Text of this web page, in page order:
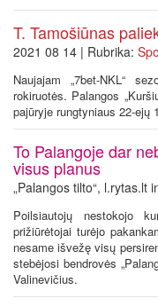
T. Tamošiūnas
2021 08 14 | Rubrika:
Naujajam „7bet-NKL“
rokiruotės. Palangos
pajūryje rungtyniaus 22-ejų
To Palangoje dar
visus planus
„Palangos tilto“, l.rytas.lt
Poilsiautojų nestokojo
prižiūrėtojai turėjo
nesame išvežę visų
stebėjosi bendrovės
Valinevičius.